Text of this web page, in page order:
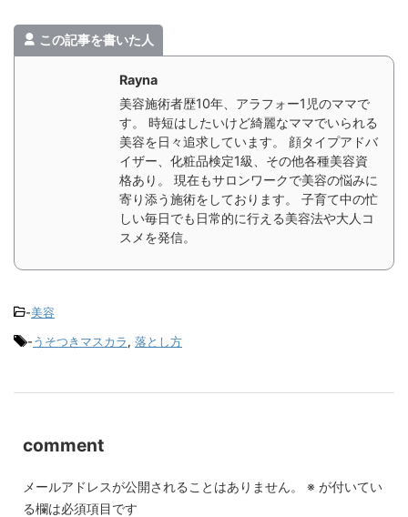
この記事を書いた人
Rayna
美容施術者歴10年、アラフォー1児のママで
す。 時短はしたいけど綺麗なママでいられる
美容を日々追求しています。 顔タイプアドバ
イザー、化粧品検定1級、その他各種美容資
格あり。 現在もサロンワークで美容の悩みに
寄り添う施術をしております。 子育て中の忙
しい毎日でも日常的に行える美容法や大人コ
スメを発信。
-美容
-うそつきマスカラ, 落とし方
comment
メールアドレスが公開されることはありません。 ※ が付いてい
る欄は必須項目です